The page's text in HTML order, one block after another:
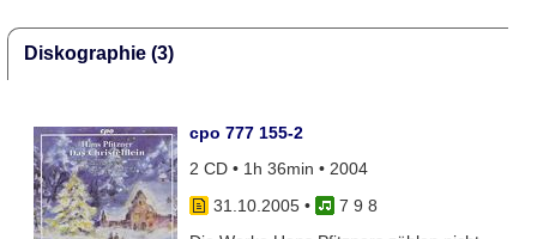
Diskographie (3)
cpo 777 155-2
2 CD • 1h 36min • 2004
31.10.2005•
7 9 8